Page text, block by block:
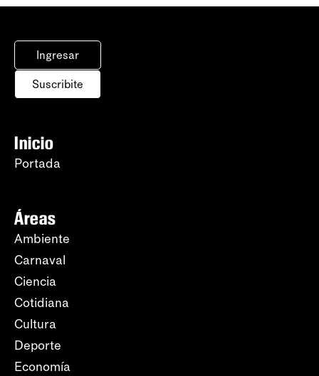
Ingresar
Suscribite
Inicio
Portada
Áreas
Ambiente
Carnaval
Ciencia
Cotidiana
Cultura
Deporte
Economía